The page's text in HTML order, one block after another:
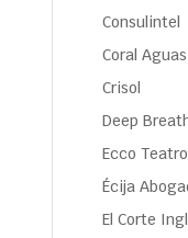
Consulintel
Coral
Crisol
Deep
Ecco Teatro
Écija
El Corte